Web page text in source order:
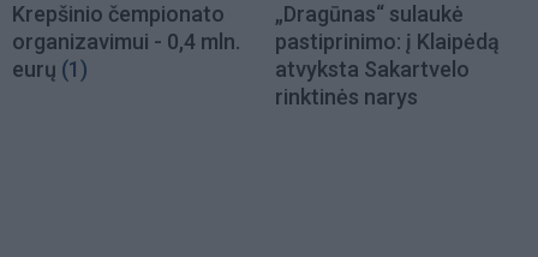
Krepšinio čempionato
organizavimui - 0,4 mln.
eurų (1)
„Dragūnas“ sulaukė
pastiprinimo: į Klaipėdą
atvyksta Sakartvelo
rinktinės narys